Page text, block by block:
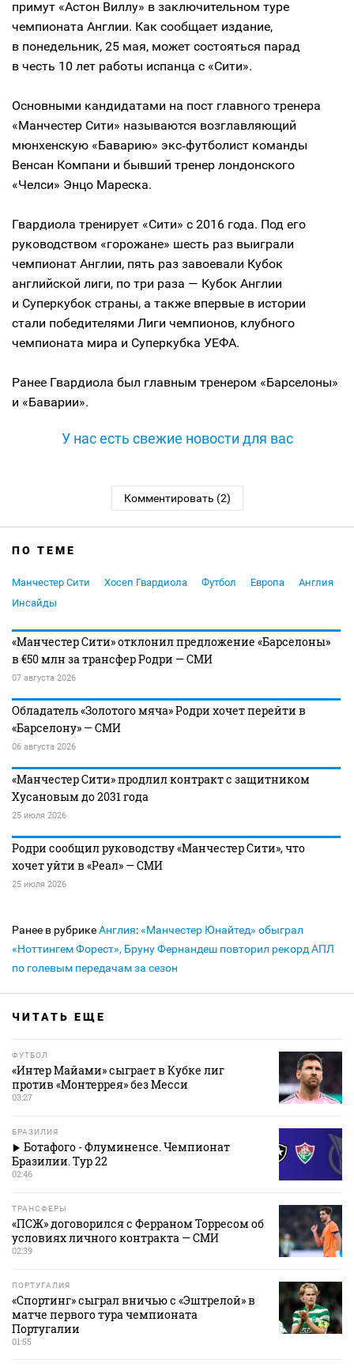
примут «Астон Виллу» в заключительном туре
чемпионата Англии. Как сообщает издание,
в понедельник, 25 мая, может состояться парад
в честь 10 лет работы испанца с «Сити».
Основными кандидатами на пост главного тренера
«Манчестер Сити» называются возглавляющий
мюнхенскую «Баварию» экс‑футболист команды
Венсан Компани и бывший тренер лондонского
«Челси» Энцо Мареска.
Гвардиола тренирует «Сити» с 2016 года. Под его
руководством «горожане» шесть раз выиграли
чемпионат Англии, пять раз завоевали Кубок
английской лиги, по три раза — Кубок Англии
и Суперкубок страны, а также впервые в истории
стали победителями Лиги чемпионов, клубного
чемпионата мира и Суперкубка УЕФА.
Ранее Гвардиола был главным тренером «Барселоны»
и «Баварии».
У нас есть свежие новости для вас
Комментировать (2)
ПО ТЕМЕ
Манчестер Сити Хосеп Гвардиола Футбол Европа
Англия
Инсайды
«Манчестер Сити» отклонил предложение «Барселоны»
в €50 млн за трансфер Родри — СМИ
07 августа 2026
Обладатель «Золотого мяча» Родри хочет перейти в
«Барселону» — СМИ
06 августа 2026
«Манчестер Сити» продлил контракт с защитником
Хусановым до 2031 года
25 июля 2026
Родри сообщил руководству «Манчестер Сити», что
хочет уйти в «Реал» — СМИ
25 июля 2026
Ранее в рубрикеАнглия:«Манчестер Юнайтед» обыграл
«Ноттингем Форест», Бруну Фернандеш повторил рекорд АПЛ
по голевым передачам за сезон
ЧИТАТЬ ЕЩЕ
ФУТБОЛ
«Интер Майами» сыграет в Кубке лиг
против «Монтеррея» без Месси
03:27
БРАЗИЛИЯ
Ботафого - Флуминенсе. Чемпионат
Бразилии. Тур 22
02:46
ТРАНСФЕРЫ
«ПСЖ» договорился с Ферраном Торресом об
условиях личного контракта — СМИ
02:39
ПОРТУГАЛИЯ
«Спортинг» сыграл вничью с «Эштрелой» в
матче первого тура чемпионата
Португалии
01:55